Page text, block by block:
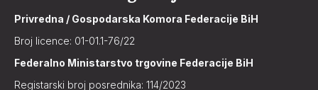
Privredna / Gospodarska Komora Federacije BiH
Broj licence: 01-01.1-76/22
Federalno Ministarstvo trgovine Federacije BiH
Registarski broj posrednika: 114/2023